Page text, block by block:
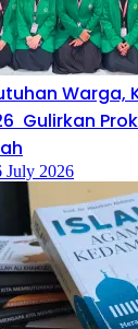
Warga,
Gulirkan
July 2026